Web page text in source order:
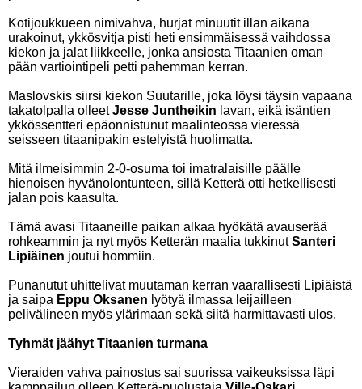
Kotijoukkueen nimivahva, hurjat minuutit illan aikana
urakoinut, ykkösvitja pisti heti ensimmäisessä vaihdossa
kiekon ja jalat liikkeelle, jonka ansiosta Titaanien oman
pään vartiointipeli petti pahemman kerran.
Maslovskis siirsi kiekon Suutarille, joka löysi täysin vapaana
takatolpalla olleetJesse Juntheikin lavan, eikä isäntien
ykkössentteri epäonnistunut maalinteossa vieressä
seisseen titaanipakin estelyistä huolimatta.
Mitä ilmeisimmin 2-0-osuma toi imatralaisille päälle
hienoisen hyvänolontunteen, sillä Ketterä otti hetkellisesti
jalan pois kaasulta.
Tämä avasi Titaaneille paikan alkaa hyökätä avauserää
rohkeammin ja nyt myös Ketterän maalia tukkinutSanteri
Lipiäinen joutui hommiin.
Punanutut uhittelivat muutaman kerran vaarallisesti Lipiäistä
ja saipa Eppu Oksanen lyötyä ilmassa leijailleen
pelivälineen myös ylärimaan sekä siitä harmittavasti ulos.
Tyhmät jäähyt Titaanien turmana
Vieraiden vahva painostus sai suurissa vaikeuksissa läpi